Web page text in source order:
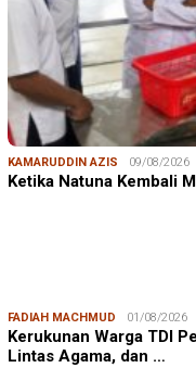
KAMARUDDIN AZIS 09/08/2026
Ketika Natuna Kembali
FADIAH MACHMUD 01/08/2026
Kerukunan Warga TDI
Lintas Agama, dan …